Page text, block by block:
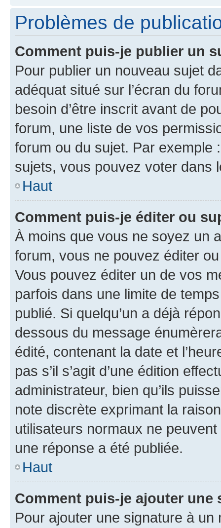
Problèmes de
Comment puis-je publier un
Pour publier un nouveau sujet
adéquat situé sur l’écran du
besoin d’être inscrit avant de
forum, une liste de vos
forum ou du sujet. Par exemple
sujets, vous pouvez voter dans
Haut
Comment puis-je éditer ou
À moins que vous ne soyez un
forum, vous ne pouvez éditer
Vous pouvez éditer un de vos
parfois dans une limite de
publié. Si quelqu’un a déjà
dessous du message
édité, contenant la date et
pas s’il s’agit d’une édition
administrateur, bien qu’ils
note discrète exprimant la
utilisateurs normaux ne
une réponse a été publiée.
Haut
Comment puis-je ajouter une
Pour ajouter une signature à un